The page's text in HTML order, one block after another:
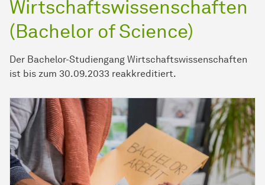
Wirtschaftswissenschaften
(Bachelor of Science)
Der Bachelor-Studiengang Wirtschaftswissenschaften
ist bis zum 30.09.2033 reakkreditiert.